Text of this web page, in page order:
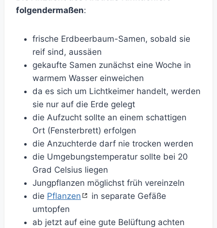
folgendermaßen:
frische Erdbeerbaum-Samen, sobald sie
reif sind, aussäen
gekaufte Samen zunächst eine Woche in
warmem Wasser einweichen
da es sich um Lichtkeimer handelt, werden
sie nur auf die Erde gelegt
die Aufzucht sollte an einem schattigen
Ort (Fensterbrett) erfolgen
die Anzuchterde darf nie trocken werden
die Umgebungstemperatur sollte bei 20
Grad Celsius liegen
Jungpflanzen möglichst früh vereinzeln
die Pflanzen
in separate Gefäße
umtopfen
ab jetzt auf eine gute Belüftung achten